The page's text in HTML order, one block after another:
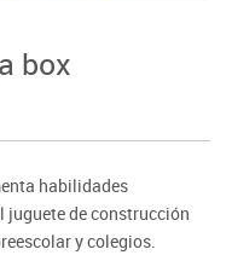
box
habilidades
juguete de construcción
y colegios.